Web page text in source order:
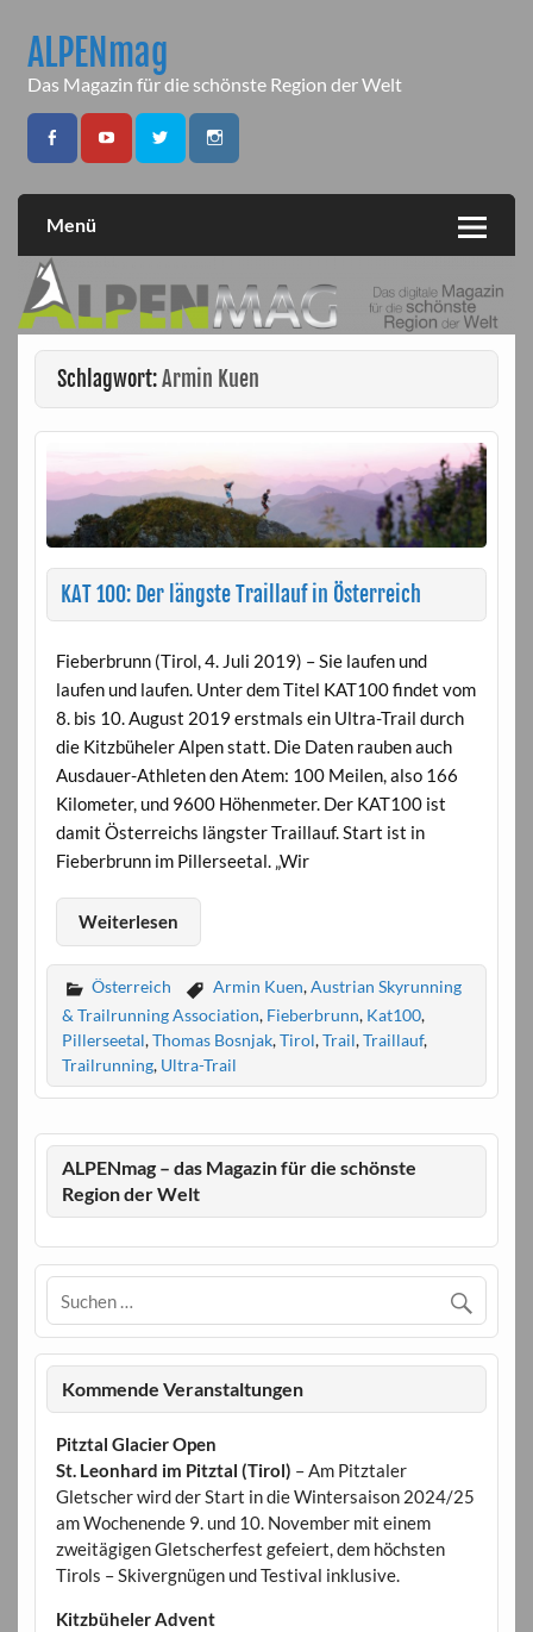
contentALPENmag
Das Magazin für die schönste Region der Welt
Menü
Schlagwort:Armin Kuen
KAT 100: Der längste Traillauf in Österreich
Fieberbrunn (Tirol, 4. Juli 2019) – Sie laufen und
laufen und laufen. Unter dem Titel KAT100 findet vom
8. bis 10. August 2019 erstmals ein Ultra-Trail durch
die Kitzbüheler Alpen statt. Die Daten rauben auch
Ausdauer-Athleten den Atem: 100 Meilen, also 166
Kilometer, und 9600 Höhenmeter. Der KAT100 ist
damit Österreichs längster Traillauf. Start ist in
Fieberbrunn im Pillerseetal. „Wir
Weiterlesen
Österreich Armin Kuen,Austrian Skyrunning
& Trailrunning Association, Fieberbrunn, Kat100,
Pillerseetal,Thomas Bosnjak,Tirol,Trail,Traillauf,
Trailrunning, Ultra-Trail
ALPENmag – das Magazin für die schönste
Region der Welt
Kommende Veranstaltungen
Pitztal Glacier Open
St. Leonhard im Pitztal (Tirol) – Am Pitztaler
Gletscher wird der Start in die Wintersaison 2024/25
am Wochenende 9. und 10. November mit einem
zweitägigen Gletscherfest gefeiert, dem höchsten
Tirols – Skivergnügen und Testival inklusive.
Kitzbüheler Advent